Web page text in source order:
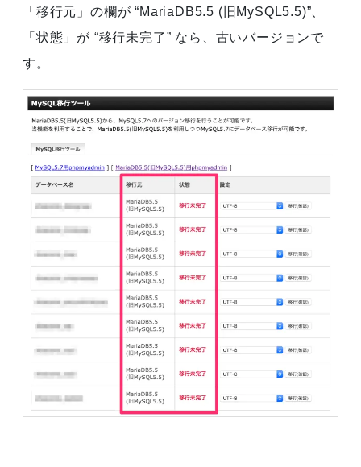
「移行元」の欄が “MariaDB5.5 (旧MySQL5.5)”、
「状態」が “移行未完了” なら、古いバージョンで
す。